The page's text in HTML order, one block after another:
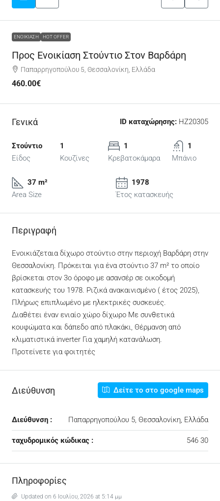
ΕΝΟΙΚΊΑΣΗ HOT OFFER
Προς Ενοικίαση Στούντιο Στον Βαρδάρη
Παπαρρηγοπούλου 5, Θεσσαλονίκη, Ελλάδα
460.00€
Γενικά ID καταχώρησης: HZ20305
Στούντιο
Είδος
1
Κουζίνες
1
Κρεβατοκάμαρα
1
Μπάνιο
37 m²
Area Size
1978
Έτος κατασκευής
Περιγραφή
Ενοικιάζεταια δίχωρο στούντιο στην περιοχή Βαρδάρη στην
Θεσσαλονίκη. Πρόκειται για ένα στούντιο 37 m² το οποίο
βρίσκεται στον 3ο όροφο με ασανσέρ σε οικοδομή
κατασκευής του 1978. Ριζικά ανακαινισμένο ( έτος 2025),
Πλήρως επιπλωμένο με ηλεκτρικές συσκευές.
Διαθέτει έναν ενιαίο χώρο δίχωρο Με συνθετικά
κουφώματα και δάπεδο από πλακάκι, Θέρμανση από
κλιματιστικά inverter Για χαμηλή κατανάλωση.
Προτείνετε για φοιτητές
Διεύθυνση Δείτε το στο google maps
Διεύθυνση : Παπαρρηγοπούλου 5, Θεσσαλονίκη, Ελλάδα
ταχυδρομικός κώδικας : 546 30
Πληροφορίες
Updated on 6 Ιουλίου, 2026 at 5:14 μμ